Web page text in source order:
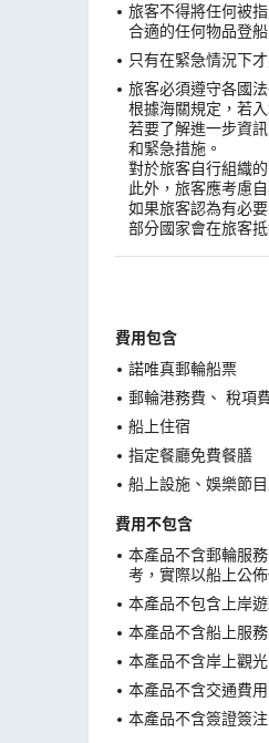
旅客不得將任何被
合適的任何物品登
只有在緊急情況下
旅客必須遵守各國
根據海關規定，若
若要了解進一步資
和緊急措施。
對於旅客自行組織
此外，旅客應考慮
如果旅客認為有必
部分國家會在旅客
費用包含
諾唯真郵輪船票
郵輪港務費、 稅項
船上住宿
指定餐廳免費餐膳
船上設施、娛樂節
費用不包含
本產品不含郵輪服
考，實際以船上公
本產品不包含上岸
本產品不含船上服務
本產品不含岸上觀光
本產品不含交通費用
本產品不含簽證簽注